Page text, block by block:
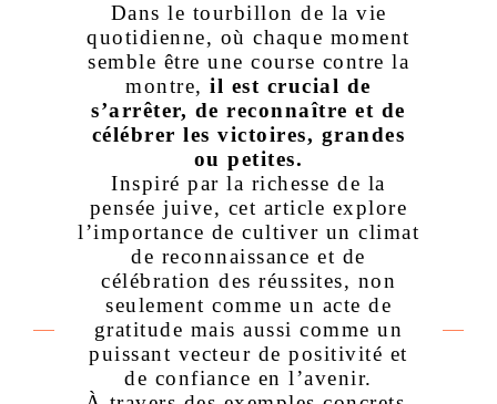
Dans le tourbillon de la vie
quotidienne, où chaque moment
semble être une course contre la
montre,il est crucial de
s’arrêter, de reconnaître et de
célébrer les victoires, grandes
ou petites.
Inspiré par la richesse de la
pensée juive, cet article explore
l’importance de cultiver un climat
de reconnaissance et de
célébration des réussites, non
seulement comme un acte de
gratitude mais aussi comme un
puissant vecteur de positivité et
de confiance en l’avenir.